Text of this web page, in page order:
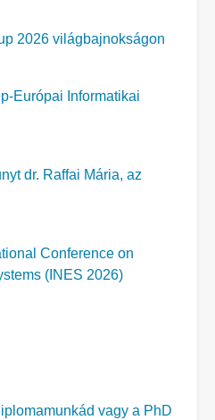
2026 világbajnokságon
Európai Informatikai
dr. Raffai Mária, az
Conference on
(INES 2026)
vagy a PhD